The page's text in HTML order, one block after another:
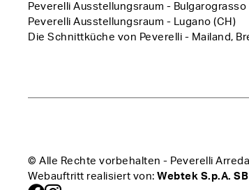
Peverelli Ausstellungsraum - Bulgarograsso
Peverelli Ausstellungsraum - Lugano (CH)
Die Schnittküche von Peverelli - Mailand,
© Alle Rechte vorbehalten - Peverelli
Webauftritt realisiert von: Webtek S.p.A. SB